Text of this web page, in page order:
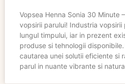
Vopsea Henna Sonia 30 Minute
vopsirii parului! Industria
lungul timpului, iar in prezent
produse si tehnologii
cautarea unei solutii eficiente si
parul in nuante vibrante si